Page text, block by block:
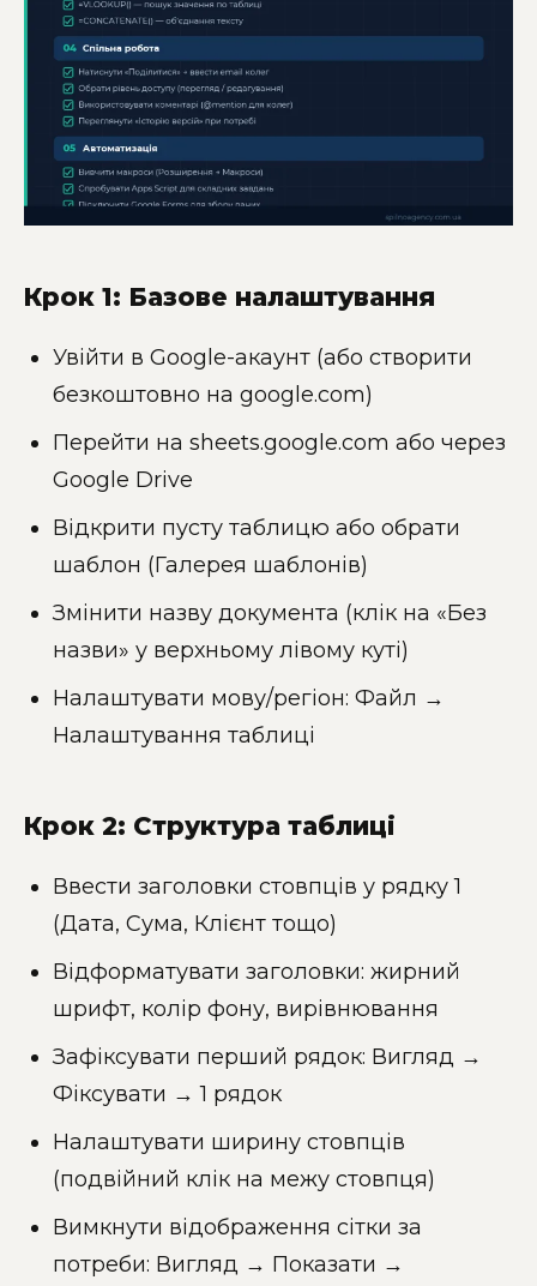
Крок 1: Базове налаштування
Увійти в Google-акаунт (або створити
безкоштовно на google.com)
Перейти на sheets.google.com або через
Google Drive
Відкрити пусту таблицю або обрати
шаблон (Галерея шаблонів)
Змінити назву документа (клік на «Без
назви» у верхньому лівому куті)
Налаштувати мову/регіон: Файл →
Налаштування таблиці
Крок 2: Структура таблиці
Ввести заголовки стовпців у рядку 1
(Дата, Сума, Клієнт тощо)
Відформатувати заголовки: жирний
шрифт, колір фону, вирівнювання
Зафіксувати перший рядок: Вигляд →
Фіксувати → 1 рядок
Налаштувати ширину стовпців
(подвійний клік на межу стовпця)
Вимкнути відображення сітки за
потреби: Вигляд → Показати →